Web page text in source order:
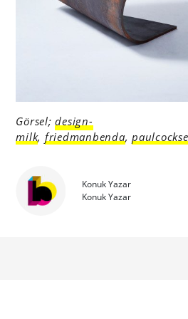
Görsel;design-
milk, friedmanbenda,
Konuk Yazar
Konuk Yazar